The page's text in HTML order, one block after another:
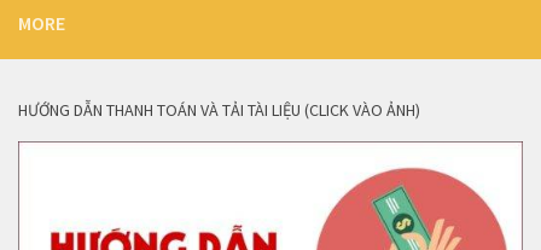
MORE
HƯỚNG DẪN THANH TOÁN VÀ TẢI TÀI LIỆU (CLICK VÀO ẢNH)